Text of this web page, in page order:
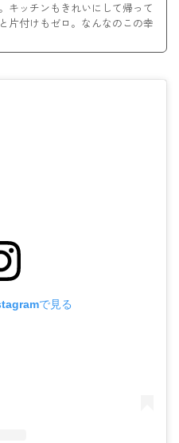
キッチンもきれいにして帰って
片付けもゼロ。なんなのこの幸
で見る